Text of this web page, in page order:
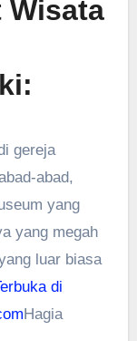
Wisata
gereja
abad,
yang
yang megah
luar biasa
di
Hagia